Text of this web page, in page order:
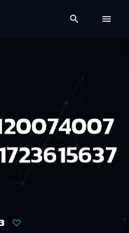
search menu
3